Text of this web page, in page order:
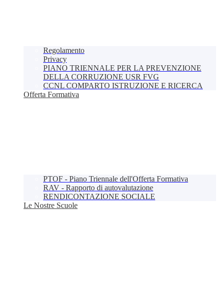
Regolamento
Privacy
PIANO TRIENNALE PER LA PREVENZIONE
DELLA CORRUZIONE USR FVG
CCNL COMPARTO ISTRUZIONE E RICERCA
Offerta Formativa
PTOF - Piano Triennale dell'Offerta Formativa
RAV - Rapporto di autovalutazione
RENDICONTAZIONE SOCIALE
Le Nostre Scuole